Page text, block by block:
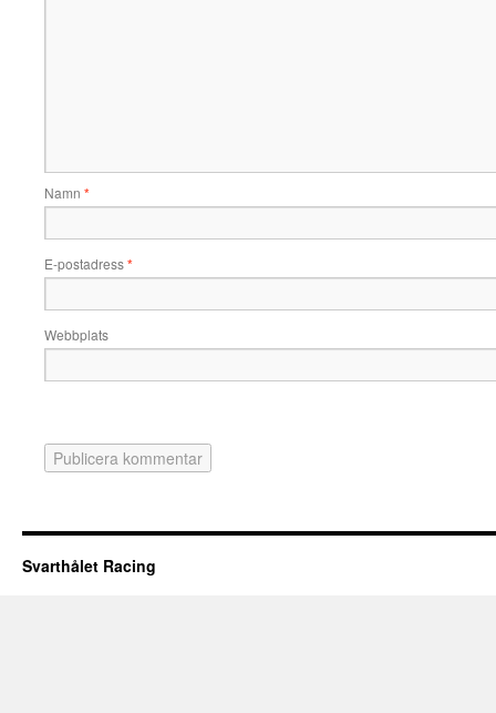
Namn *
E-postadress*
Webbplats
Svarthålet Racing